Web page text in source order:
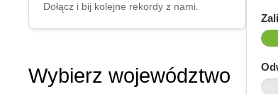
Dołącz i bij kolejne rekordy z nami.
Wybierz województwo